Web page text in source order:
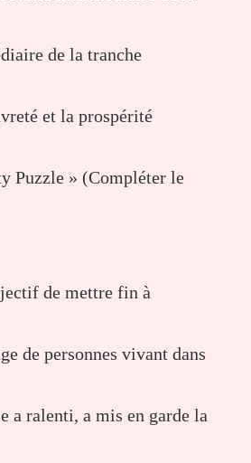
de la tranche
et la prospérité
Puzzle » (Compléter le
de mettre fin à
de personnes vivant dans
a ralenti, a mis en garde la